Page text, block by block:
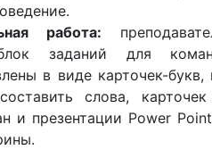
работа:
блок заданий для
в виде карточек-букв,
слова,
и презентации Power